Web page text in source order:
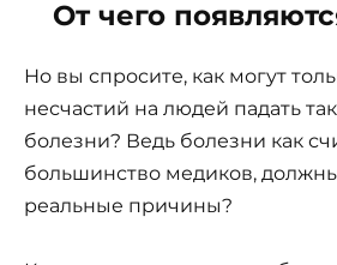
От чего
Но вы спросите, как могут
несчастий на людей падать
болезни? Ведь болезни как
большинство медиков,
реальные причины?